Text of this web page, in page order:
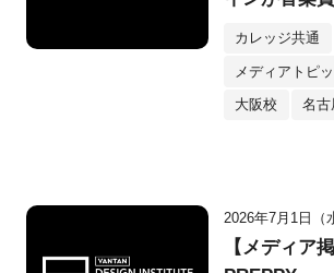
カレッジ共通
メディアトピ
大阪校 名古
2026年7月1日（
【メディア